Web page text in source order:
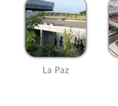
La Paz